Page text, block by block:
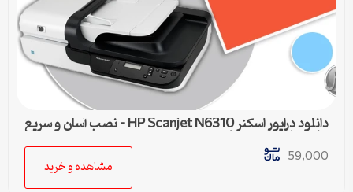
دانلود درایور اسکنر HP Scanjet N6310 – نصب آسان و سریع
برای تمامی ویندوزها
59,000
مشاهده و خرید